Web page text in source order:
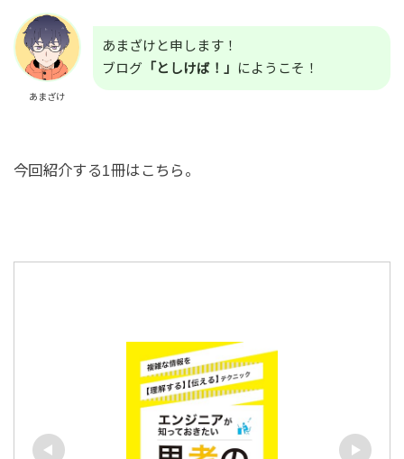
あまざけ
あまざけと申します！
ブログ 「としけば！」 にようこそ！
今回紹介する1冊はこちら。